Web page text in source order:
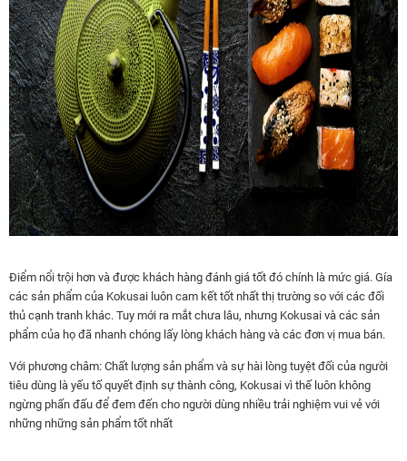
Điểm nổi trội hơn và được khách hàng đánh giá tốt đó chính là mức giá. Gía
các sản phẩm của Kokusai luôn cam kết tốt nhất thị trường so với các đối
thủ cạnh tranh khác. Tuy mới ra mắt chưa lâu, nhưng Kokusai và các sản
phẩm của họ đã nhanh chóng lấy lòng khách hàng và các đơn vị mua bán.
Với phương châm: Chất lượng sản phẩm và sự hài lòng tuyệt đối của người
tiêu dùng là yếu tố quyết định sự thành công, Kokusai vì thế luôn không
ngừng phấn đấu để đem đến cho người dùng nhiều trải nghiệm vui vẻ với
những những sản phẩm tốt nhất